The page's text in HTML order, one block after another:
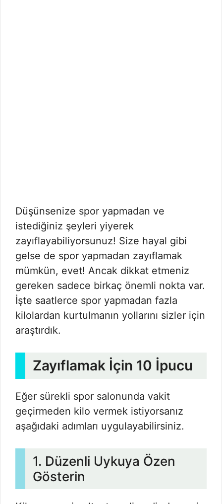
Düşünsenize spor yapmadan ve
istediğiniz şeyleri yiyerek
zayıflayabiliyorsunuz! Size hayal gibi
gelse de spor yapmadan zayıflamak
mümkün, evet! Ancak dikkat etmeniz
gereken sadece birkaç önemli nokta var.
İşte saatlerce spor yapmadan fazla
kilolardan kurtulmanın yollarını sizler için
araştırdık.
Zayıflamak İçin 10 İpucu
Eğer sürekli spor salonunda vakit
geçirmeden kilo vermek istiyorsanız
aşağıdaki adımları uygulayabilirsiniz.
1. Düzenli Uykuya Özen
Gösterin